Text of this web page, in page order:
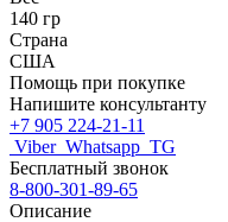
140 гр
Страна
США
Помощь при покупке
Напишите консультанту
+7 905 224-21-11
Viber Whatsapp TG
Бесплатный звонок
8-800-301-89-65
Описание